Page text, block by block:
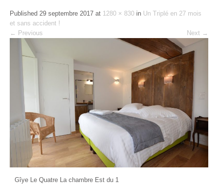
Published 29 septembre 2017 at 1280 × 830 in Un Triplé en 27 mois
et sans accident !
← Previous Next →
Gîye Le Quatre La chambre Est du 1